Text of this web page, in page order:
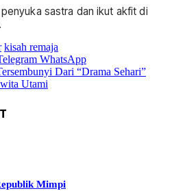
penyuka sastra dan ikut akfit di
kisah remaja
WhatsApp
Dari “Drama Sehari”
Utami
Mimpi